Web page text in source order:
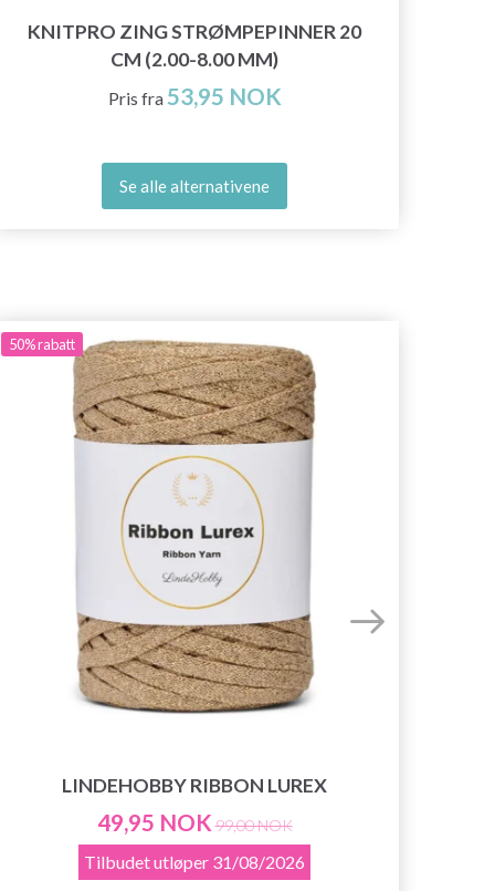
KNITPRO ZING STRØMPEPINNER 20
CM (2.00-8.00 MM)
Pris fra 53,95 NOK
Se alle alternativene
50%rabatt
LINDEHOBBY RIBBON LUREX
49,95 NOK 99,00 NOK
Tilbudet utløper 31/08/2026